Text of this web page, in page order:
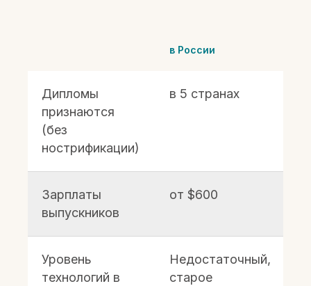
в России
Дипломы
признаются
(без
нострификации)
в 5 странах
Зарплаты
выпускников
от $600
Уровень
технологий в
Недостаточный,
старое